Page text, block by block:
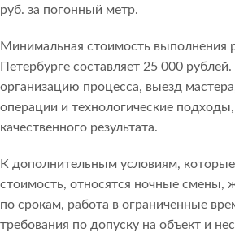
руб. за погонный метр.
Минимальная стоимость выполнения
Петербурге составляет 25 000
организацию процесса, выезд
операции и технологические
качественного результата.
К дополнительным условиям, которые
стоимость, относятся ночные смены,
по срокам, работа в ограниченные
требования по допуску на объект и